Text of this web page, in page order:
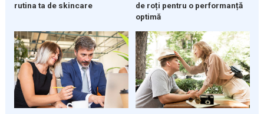
rutina ta de skincare
de roți pentru o performanță
optimă